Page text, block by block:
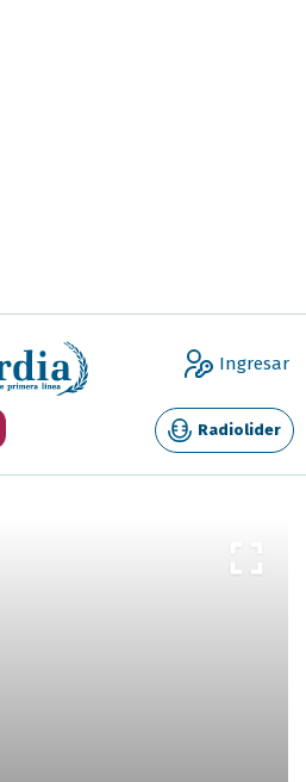
Ingresar
Radiolider